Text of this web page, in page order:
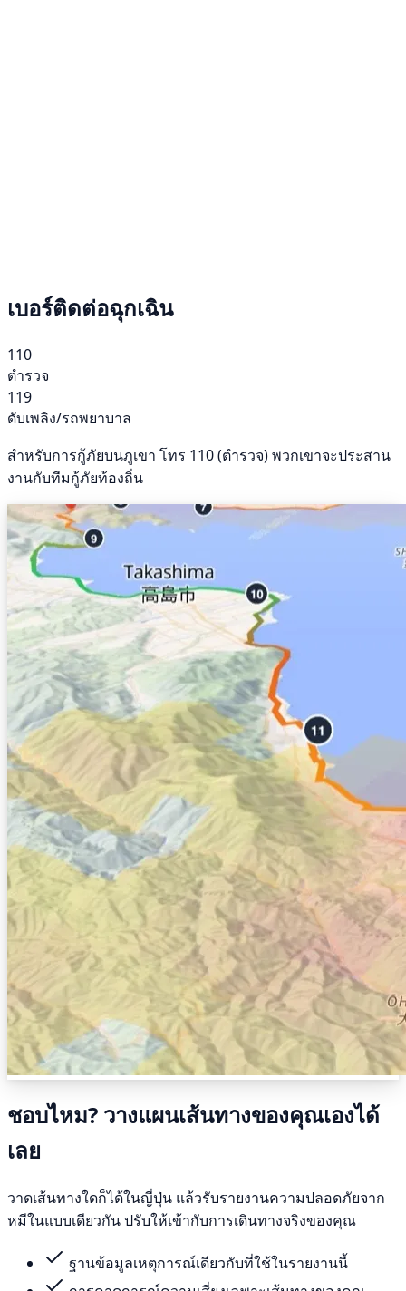
เบอร์ติดต่อฉุกเฉิน
110
ตำรวจ
119
ดับเพลิง/รถพยาบาล
สำหรับการกู้ภัยบนภูเขา โทร 110 (ตำรวจ) พวกเขาจะประสาน
งานกับทีมกู้ภัยท้องถิ่น
ชอบไหม? วางแผนเส้นทางของคุณเองได้
เลย
วาดเส้นทางใดก็ได้ในญี่ปุ่น แล้วรับรายงานความปลอดภัยจาก
หมีในแบบเดียวกัน ปรับให้เข้ากับการเดินทางจริงของคุณ
ฐานข้อมูลเหตุการณ์เดียวกับที่ใช้ในรายงานนี้